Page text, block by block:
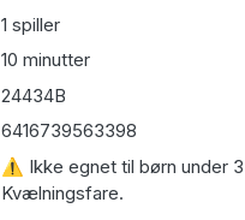
1 spiller
10 minutter
24434B
6416739563398
⚠ Ikke egnet til børn under
Kvælningsfare.